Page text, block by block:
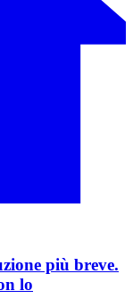
più breve.
lo